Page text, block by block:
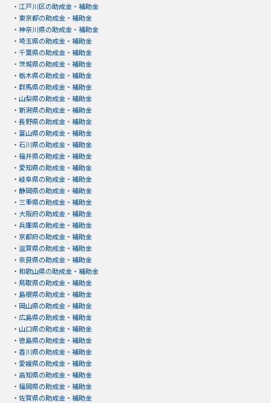
・ 江戸川区の助成金・補助金
・ 東京都の助成金・補助金
・ 神奈川県の助成金・補助金
・ 埼玉県の助成金・補助金
・ 千葉県の助成金・補助金
・ 茨城県の助成金・補助金
・ 栃木県の助成金・補助金
・ 群馬県の助成金・補助金
・ 山梨県の助成金・補助金
・ 新潟県の助成金・補助金
・ 長野県の助成金・補助金
・ 富山県の助成金・補助金
・ 石川県の助成金・補助金
・ 福井県の助成金・補助金
・ 愛知県の助成金・補助金
・ 岐阜県の助成金・補助金
・ 静岡県の助成金・補助金
・ 三重県の助成金・補助金
・ 大阪府の助成金・補助金
・ 兵庫県の助成金・補助金
・ 京都府の助成金・補助金
・ 滋賀県の助成金・補助金
・ 奈良県の助成金・補助金
・ 和歌山県の助成金・補助金
・ 鳥取県の助成金・補助金
・ 島根県の助成金・補助金
・ 岡山県の助成金・補助金
・ 広島県の助成金・補助金
・ 山口県の助成金・補助金
・ 徳島県の助成金・補助金
・ 香川県の助成金・補助金
・ 愛媛県の助成金・補助金
・ 高知県の助成金・補助金
・ 福岡県の助成金・補助金
・ 佐賀県の助成金・補助金